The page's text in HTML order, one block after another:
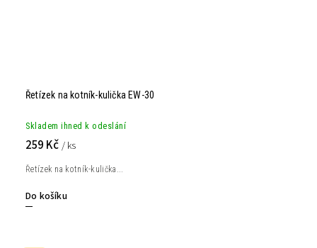
Řetízek na kotník-kulička EW-30
Skladem ihned k odeslání
259 Kč / ks
Do košíku
Řetízek na kotník-kulička...